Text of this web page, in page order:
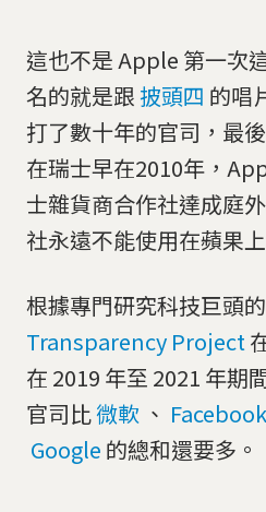
這也不是 Apple 第一次
名的就是跟披頭四 的唱
打了數十年的官司，最
在瑞士早在2010年，
士雜貨商合作社達成庭
社永遠不能使用在蘋果
根據專門研究科技巨頭
Transparency Project
在 2019 年至 2021 年期
官司比微軟 、 Facebook
Google 的總和還要多。